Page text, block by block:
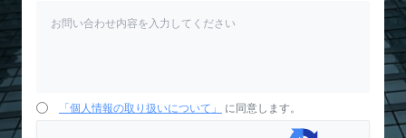
「個人情報の取り扱いについて」 に同意します。